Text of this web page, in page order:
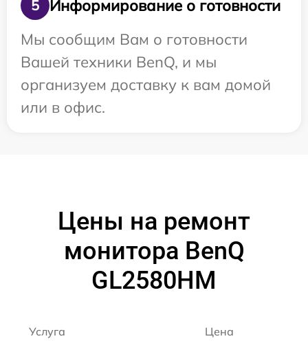
5
Информирование о готовности
Мы сообщим Вам о готовности
Вашей техники BenQ, и мы
организуем доставку к вам домой
или в офис.
Цены на ремонт
монитора BenQ
GL2580HM
Услуга Цена